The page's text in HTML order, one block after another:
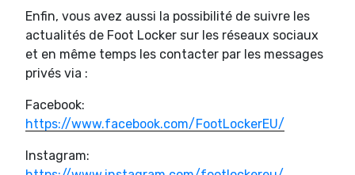
Enfin, vous avez aussi la possibilité de suivre les
actualités de Foot Locker sur les réseaux sociaux
et en même temps les contacter par les messages
privés via :
Facebook:
https://www.facebook.com/FootLockerEU/
Instagram: